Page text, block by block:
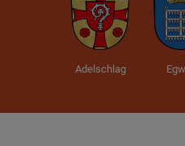
Adelschlag